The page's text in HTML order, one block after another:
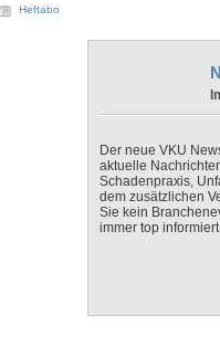
Heftabo
Der neue VKU
aktuelle
Schadenpraxis,
dem zusätzlichen
Sie kein
immer top